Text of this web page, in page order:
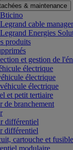
& maintenance
cable
Energies
produits
et gestion de
électrique
électrique
électrique
et petit tertiaire
de branchement
différentiel
différentiel
cartouche et fusible
modulaire